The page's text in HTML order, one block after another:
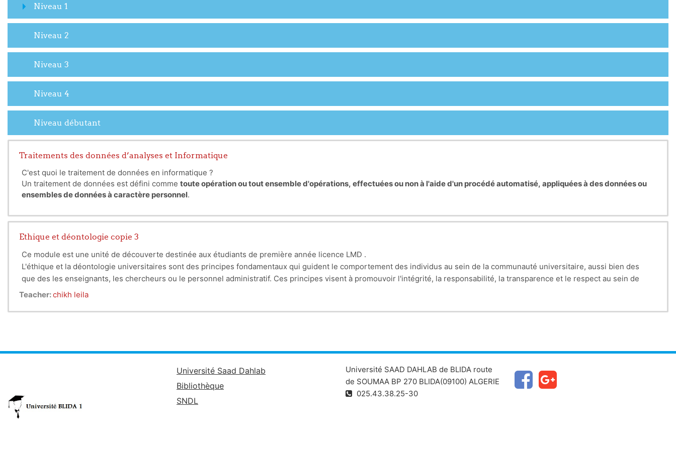
Niveau 1
Niveau 2
Niveau 3
Niveau 4
Niveau débutant
Traitements des données d’analyses et Informatique
C'est quoi le traitement de données en informatique ?
Un traitement de données est défini comme toute opération ou tout ensemble d'opérations, effectuées ou non à l'aide d'un procédé automatisé, appliquées à des données ou
ensembles de données à caractère personnel.
Ethique et déontologie copie 3
Ce module est une unité de découverte destinée aux étudiants de première année licence LMD .
L'éthique et la déontologie universitaires sont des principes fondamentaux qui guident le comportement des individus au sein de la communauté universitaire, aussi bien des
que des les enseignants, les chercheurs ou le personnel administratif. Ces principes visent à promouvoir l'intégrité, la responsabilité, la transparence et le respect au sein de
l'institution académique. Voici quelques éléments clés de l'éthique et de la déontologie universitaires
Teacher:chikh leila
Université Saad Dahlab
Bibliothèque
SNDL
Université SAAD DAHLAB de BLIDA route
de SOUMAA BP 270 BLIDA(09100) ALGERIE
025.43.38.25-30